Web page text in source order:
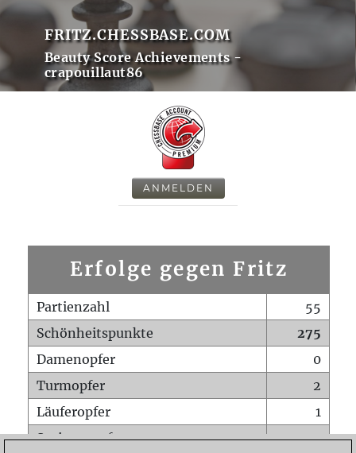
FRITZ.CHESSBASE.COM
Beauty Score Achievements -
crapouillaut86
ANMELDEN
Erfolge gegen Fritz
Partienzahl
55
Schönheitspunkte
275
Damenopfer
0
Turmopfer
2
Läuferopfer
1
Springeropfer
3